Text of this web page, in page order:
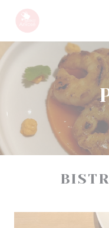
Personnalisation de vos